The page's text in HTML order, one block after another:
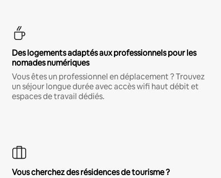
Des logements adaptés aux professionnels pour les
nomades numériques
Vous êtes un professionnel en déplacement ? Trouvez
un séjour longue durée avec accès wifi haut débit et
espaces de travail dédiés.
Vous cherchez des résidences de tourisme ?